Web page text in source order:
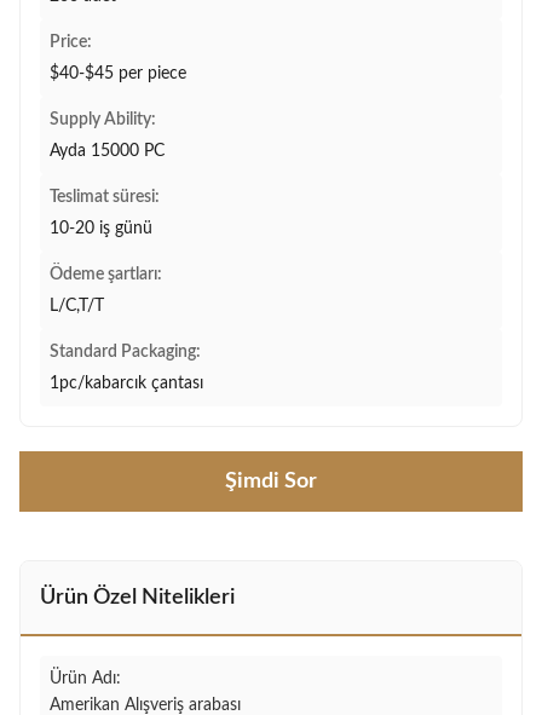
Price:
$40-$45 per piece
Supply Ability:
Ayda 15000 PC
Teslimat süresi:
10-20 iş günü
Ödeme şartları:
L/C,T/T
Standard Packaging:
1pc/kabarcık çantası
Şimdi Sor
Ürün Özel Nitelikleri
Ürün Adı:
Amerikan Alışveriş arabası